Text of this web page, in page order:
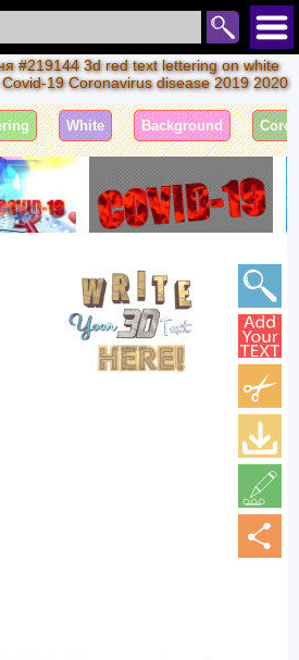
#219144 3d red text lettering on white
19 Coronavirus disease 2019 2020
White Background